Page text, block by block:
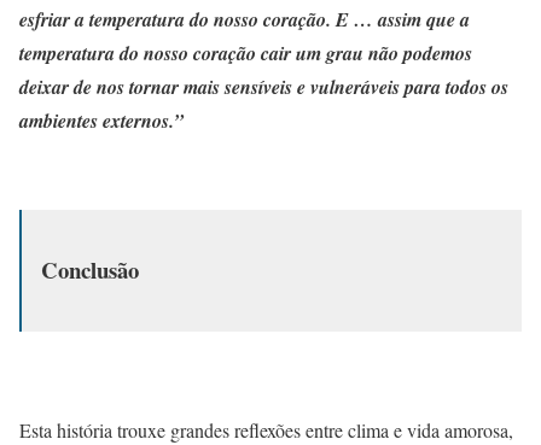
esfriar a temperatura do nosso coração. E … assim que a
temperatura do nosso coração cair um grau não podemos
deixar de nos tornar mais sensíveis e vulneráveis para todos os
ambientes externos.”
Conclusão
Esta história trouxe grandes reflexões entre clima e vida amorosa,